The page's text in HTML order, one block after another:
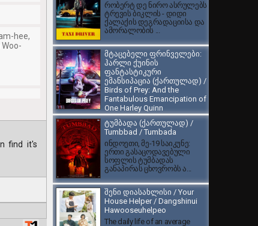
რობერტ დე ნირო ასრულებს
ტრევის ბიკლის - დიდი
ქალაქის დეგრადაციისა და
ამორალობის ...
მტაცებელი ფრინველები:
ჰარლი ქუინის
ფანტასტიკური
ემანსიპაცია (ქართულად) /
Birds of Prey: And the
Fantabulous Emancipation of
One Harley Quinn
DC Comics-ის ამავე
სახელწოდების
ორიგინალური კომიქსების
სერიის ეკრანიზაცია, სადაც...
ტუმბადა (ქართულად) /
Tumbbad / Tumbada
ინდოეთი, მე-19 საიკუნე:
ერთი გასაცოდავებული
სოფლის ტუმბადას
განაპირას ცხოვრობს ა...
შენი დიასახლისი / Your
House Helper / Dangshinui
Hawooseuhelpeo
The daily life of an average
hee,
find it's